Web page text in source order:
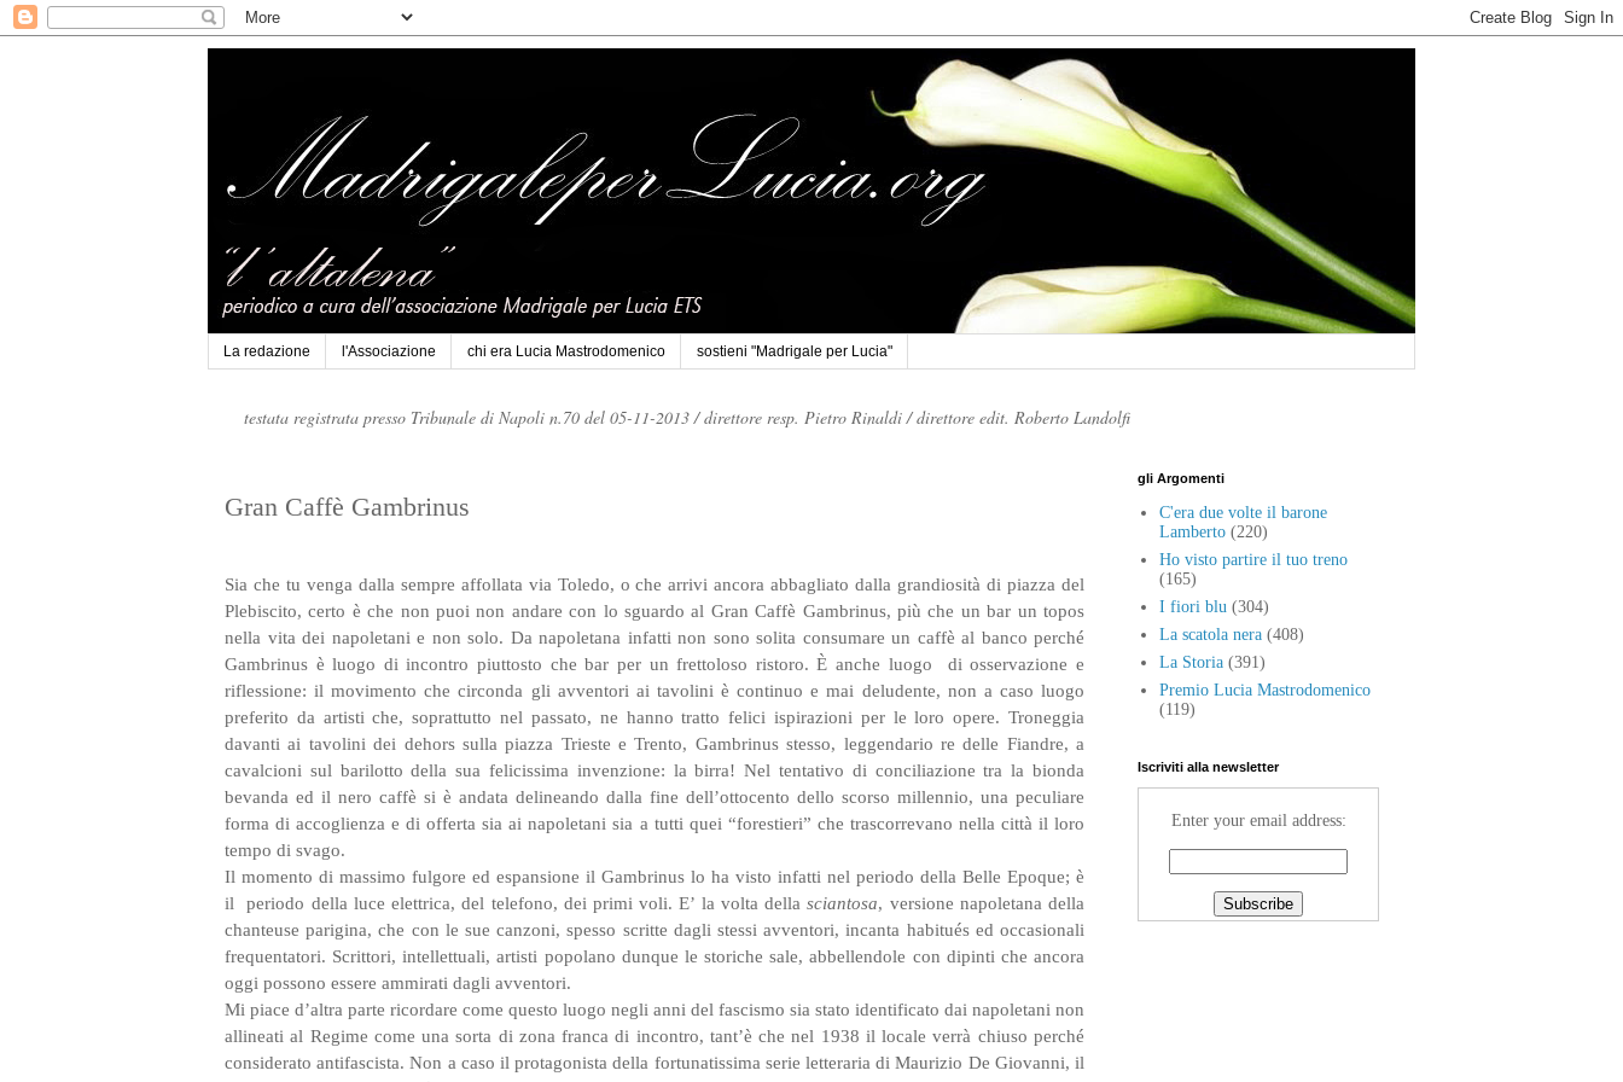
La redazione l'Associazione chi era Lucia Mastrodomenico sostieni "Madrigale per Lucia"
testata registrata presso Tribunale di Napoli n.70 del 05-11-2013 /direttore resp. Pietro Rinaldi /direttore edit. Roberto Landolfi
Gran Caffè Gambrinus
Sia che tu venga dalla sempre affollata via Toledo, o che arrivi ancora abbagliato dalla grandiosità di piazza del
Plebiscito, certo è che non puoi non andare con lo sguardo al Gran Caffè Gambrinus, più che un bar un topos
nella vita dei napoletani e non solo. Da napoletana infatti non sono solita consumare un caffè al banco perché
Gambrinus è luogo di incontro piuttosto che bar per un frettoloso ristoro. È anche luogo di osservazione e
riflessione: il movimento che circonda gli avventori ai tavolini è continuo e mai deludente, non a caso luogo
preferito da artisti che, soprattutto nel passato, ne hanno tratto felici ispirazioni per le loro opere. Troneggia
davanti ai tavolini dei dehors sulla piazza Trieste e Trento, Gambrinus stesso, leggendario re delle Fiandre, a
cavalcioni sul barilotto della sua felicissima invenzione: la birra! Nel tentativo di conciliazione tra la bionda
bevanda ed il nero caffè si è andata delineando dalla fine dell’ottocento dello scorso millennio, una peculiare
forma di accoglienza e di offerta sia ai napoletani sia a tutti quei “forestieri” che trascorrevano nella città il loro
tempo di svago.
Il momento di massimo fulgore ed espansione il Gambrinus lo ha visto infatti nel periodo della Belle Epoque; è
il periodo della luce elettrica, del telefono, dei primi voli. E’ la volta dellasciantosa, versione napoletana della
chanteuse parigina, che con le sue canzoni, spesso scritte dagli stessi avventori, incanta habitués ed occasionali
frequentatori. Scrittori, intellettuali, artisti popolano dunque le storiche sale, abbellendole con dipinti che ancora
oggi possono essere ammirati dagli avventori.
Mi piace d’altra parte ricordare come questo luogo negli anni del fascismo sia stato identificato dai napoletani non
allineati al Regime come una sorta di zona franca di incontro, tant’è che nel 1938 il locale verrà chiuso perché
considerato antifascista. Non a caso il protagonista della fortunatissima serie letteraria di Maurizio De Giovanni, il
gli Argomenti
C'era due volte il barone
Lamberto (220)
Ho visto partire il tuo treno
(165)
I fiori blu (304)
La scatola nera (408)
La Storia (391)
Premio Lucia Mastrodomenico
(119)
Iscriviti alla newsletter
Enter your email address: